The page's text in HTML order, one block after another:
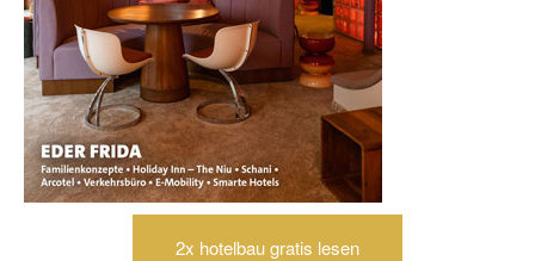
2x hotelbau gratis lesen